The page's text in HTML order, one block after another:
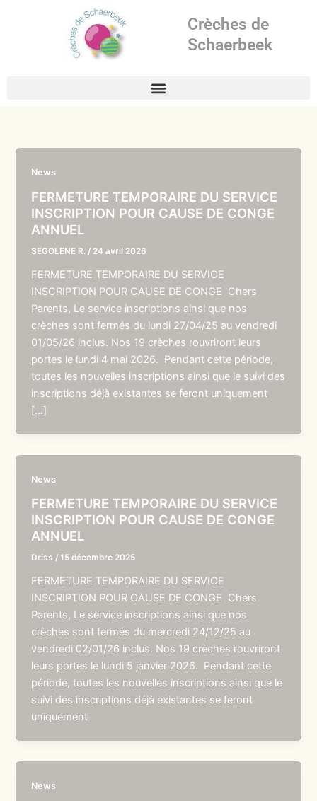
Crèches de
Schaerbeek
News
FERMETURE TEMPORAIRE DU SERVICE
INSCRIPTION POUR CAUSE DE CONGE
ANNUEL
SEGOLENE R. / 24 avril 2026
FERMETURE TEMPORAIRE DU SERVICE
INSCRIPTION POUR CAUSE DE CONGE Chers
Parents, Le service inscriptions ainsi que nos
crèches sont fermés du lundi 27/04/25 au vendredi
01/05/26 inclus. Nos 19 crèches rouvriront leurs
portes le lundi 4 mai 2026. Pendant cette période,
toutes les nouvelles inscriptions ainsi que le suivi des
inscriptions déjà existantes se feront uniquement
[…]
News
FERMETURE TEMPORAIRE DU SERVICE
INSCRIPTION POUR CAUSE DE CONGE
ANNUEL
Driss /15 décembre 2025
FERMETURE TEMPORAIRE DU SERVICE
INSCRIPTION POUR CAUSE DE CONGE Chers
Parents, Le service inscriptions ainsi que nos
crèches sont fermés du mercredi 24/12/25 au
vendredi 02/01/26 inclus. Nos 19 crèches rouvriront
leurs portes le lundi 5 janvier 2026. Pendant cette
période, toutes les nouvelles inscriptions ainsi que le
suivi des inscriptions déjà existantes se feront
uniquement
News